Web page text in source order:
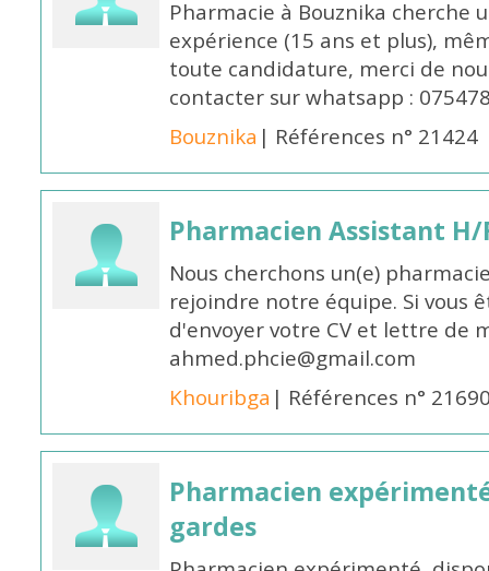
Pharmacie à Bouznika cherche
expérience (15 ans et plus),
toute candidature, merci de
contacter sur whatsapp :
Bouznika | Références n° 21424
Pharmacien Assistant
Nous cherchons un(e)
rejoindre notre équipe. Si vous
d'envoyer votre CV et lettre de
ahmed.phcie@gmail.com
Khouribga | Références n°
Pharmacien
gardes